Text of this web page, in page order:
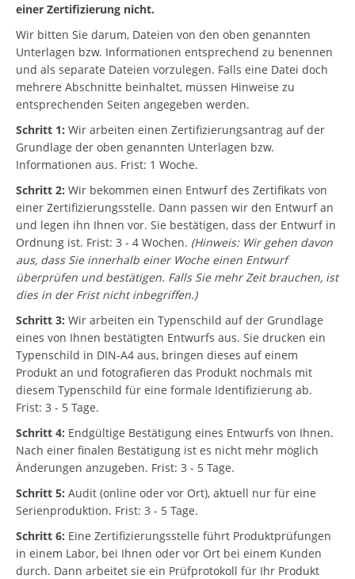
einer Zertifizierung nicht.
Wir bitten Sie darum, Dateien von den oben genannten
Unterlagen bzw. Informationen entsprechend zu benennen
und als separate Dateien vorzulegen. Falls eine Datei doch
mehrere Abschnitte beinhaltet, müssen Hinweise zu
entsprechenden Seiten angegeben werden.
Schritt 1: Wir arbeiten einen Zertifizierungsantrag auf der
Grundlage der oben genannten Unterlagen bzw.
Informationen aus. Frist: 1 Woche.
Schritt 2: Wir bekommen einen Entwurf des Zertifikats von
einer Zertifizierungsstelle. Dann passen wir den Entwurf an
und legen ihn Ihnen vor. Sie bestätigen, dass der Entwurf in
Ordnung ist. Frist: 3 - 4 Wochen. (Hinweis: Wir gehen davon
aus, dass Sie innerhalb einer Woche einen Entwurf
überprüfen und bestätigen. Falls Sie mehr Zeit brauchen, ist
dies in der Frist nicht inbegriffen.)
Schritt 3: Wir arbeiten ein Typenschild auf der Grundlage
eines von Ihnen bestätigten Entwurfs aus. Sie drucken ein
Typenschild in DIN-A4 aus, bringen dieses auf einem
Produkt an und fotografieren das Produkt nochmals mit
diesem Typenschild für eine formale Identifizierung ab.
Frist: 3 - 5 Tage.
Schritt 4: Endgültige Bestätigung eines Entwurfs von Ihnen.
Nach einer finalen Bestätigung ist es nicht mehr möglich
Änderungen anzugeben. Frist: 3 - 5 Tage.
Schritt 5: Audit (online oder vor Ort), aktuell nur für eine
Serienproduktion. Frist: 3 - 5 Tage.
Schritt 6: Eine Zertifizierungsstelle führt Produktprüfungen
in einem Labor, bei Ihnen oder vor Ort bei einem Kunden
durch. Dann arbeitet sie ein Prüfprotokoll für Ihr Produkt